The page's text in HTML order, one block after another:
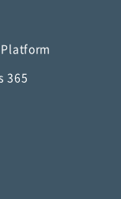
365